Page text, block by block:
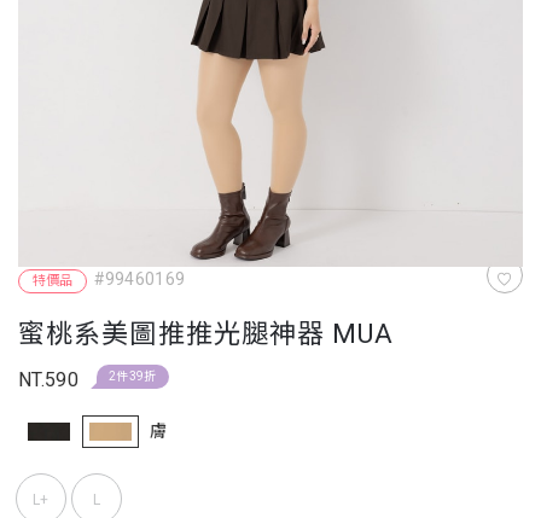
特價品 #99460169
蜜桃系美圖推推光腿神器 MUA
NT.590 2件39折
膚
L+ L